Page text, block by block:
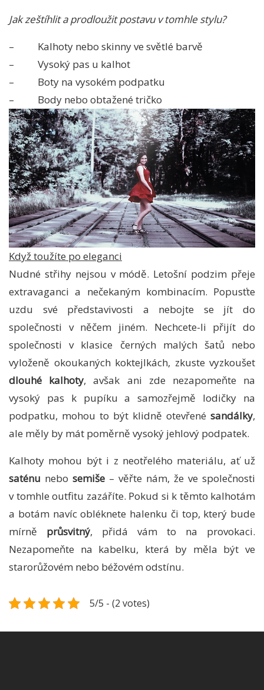
Jak zeštíhlit a prodloužit postavu v tomhle stylu?
– Kalhoty nebo skinny ve světlé barvě
– Vysoký pas u kalhot
– Boty na vysokém podpatku
– Body nebo obtažené tričko
Když toužíte po eleganci
Nudné střihy nejsou v módě. Letošní podzim přeje
extravaganci a nečekaným kombinacím. Popusťte
uzdu své představivosti a nebojte se jít do
společnosti v něčem jiném. Nechcete-li přijít do
společnosti v klasice černých malých šatů nebo
vyloženě okoukaných koktejlkách, zkuste vyzkoušet
dlouhé kalhoty, avšak ani zde nezapomeňte na
vysoký pas k pupíku a samozřejmě lodičky na
podpatku, mohou to být klidně otevřené sandálky,
ale měly by mát poměrně vysoký jehlový podpatek.
Kalhoty mohou být i z neotřelého materiálu, ať už
saténu nebo semiše – věřte nám, že ve společnosti
v tomhle outfitu zazáříte. Pokud si k těmto kalhotám
a botám navíc obléknete halenku či top, který bude
mírně průsvitný, přidá vám to na provokaci.
Nezapomeňte na kabelku, která by měla být ve
starorůžovém nebo béžovém odstínu.
5/5 - (2 votes)